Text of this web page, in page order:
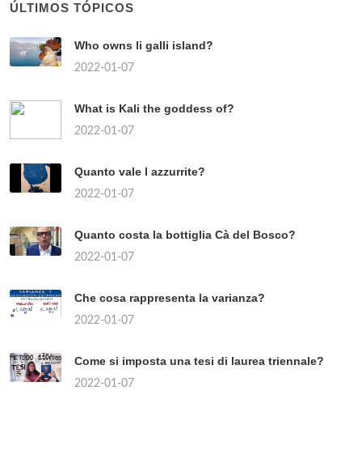
ÚLTIMOS TÓPICOS
Who owns li galli island?
2022-01-07
What is Kali the goddess of?
2022-01-07
Quanto vale l azzurrite?
2022-01-07
Quanto costa la bottiglia Cà del Bosco?
2022-01-07
Che cosa rappresenta la varianza?
2022-01-07
Come si imposta una tesi di laurea triennale?
2022-01-07